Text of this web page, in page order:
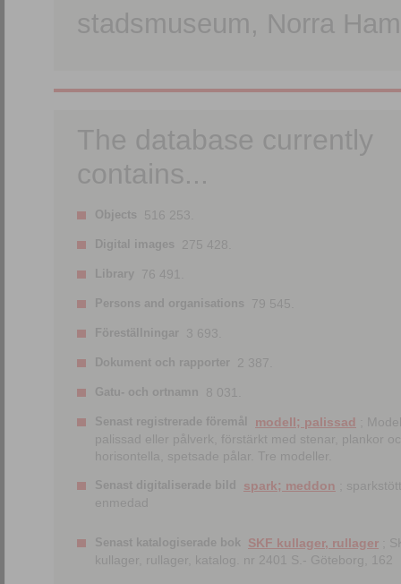
stadsmuseum, Norra
The database currently
contains...
Objects 516 253.
Digital images 275 428.
Library 76 491.
Persons and organisations 79 545.
Föreställningar 3 693.
Dokument och rapporter 2 387.
Gatu- och ortnamn 8 031.
Senast registrerade föremål modell; palissad
;
palissad eller pålverk, förstärkt med stenar, plankor
horisontella, spetsade pålar. Tre modeller.
Senast digitaliserade bild spark; meddon ;
enmedad
Senast katalogiserade bok SKF kullager, rullager ;
kullager, rullager, katalog. nr 2401 S.- Göteborg, 162